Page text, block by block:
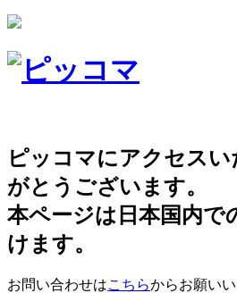
ピッコマにアクセスい
がとうございます。
本ページは日本国内で
けます。
お問い合わせはこちらからお願いい